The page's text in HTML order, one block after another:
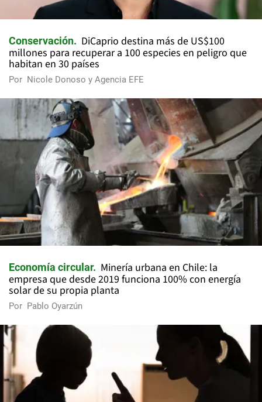
Conservación
DiCaprio destina más de US$100
millones para recuperar a 100 especies en peligro que
habitan en 30 países
Por Nicole Donoso y Agencia EFE
Economía circular
Minería urbana en Chile: la
empresa que desde 2019 funciona 100% con energía
solar de su propia planta
Por Pablo Oyarzún